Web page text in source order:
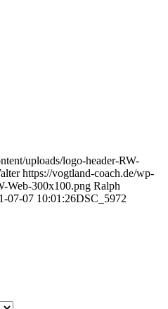
uploads/logo-header-RW-
https://vogtland-coach.de/wp-
Web-300x100.png Ralph
07-07 10:01:26DSC_5972